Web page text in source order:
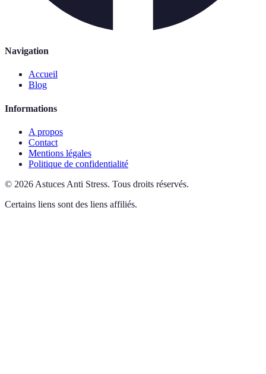
Navigation
Accueil
Blog
Informations
A propos
Contact
Mentions légales
Politique de confidentialité
© 2026 Astuces Anti Stress. Tous droits réservés.
Certains liens sont des liens affiliés.